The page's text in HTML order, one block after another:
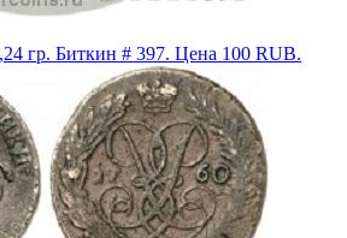
гр. Биткин # 397. Цена 100 RUB.